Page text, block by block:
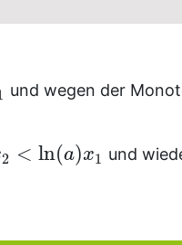
und wegen der
2 < ln(a)x1 und